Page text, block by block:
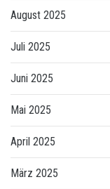
August 2025
Juli 2025
Juni 2025
Mai 2025
April 2025
März 2025